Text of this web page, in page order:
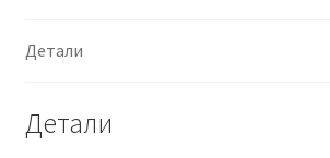
Детали
Детали